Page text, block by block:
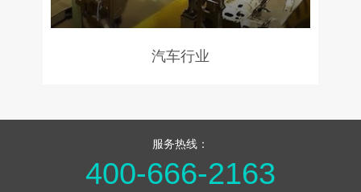
汽车行业
服务热线：
400-666-2163